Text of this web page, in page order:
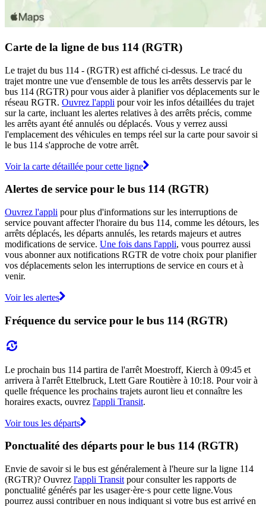
Carte de la ligne de bus 114 (RGTR)
Le trajet du bus 114 - (RGTR) est affiché ci-dessus. Le tracé du
trajet montre une vue d'ensemble de tous les arrêts desservis par le
bus 114 (RGTR) pour vous aider à planifier vos déplacements sur le
réseau RGTR. Ouvrez l'appli pour voir les infos détaillées du trajet
sur la carte, incluant les alertes relatives à des arrêts précis, comme
les arrêts ayant été annulés ou déplacés. Vous y verrez aussi
l'emplacement des véhicules en temps réel sur la carte pour savoir si
le bus 114 s'approche de votre arrêt.
Voir la carte détaillée pour cette ligne
Alertes de service pour le bus 114 (RGTR)
Ouvrez l'appli pour plus d'informations sur les interruptions de
service pouvant affecter l'horaire du bus 114, comme les détours, les
arrêts déplacés, les départs annulés, les retards majeurs et autres
modifications de service. Une fois dans l'appli, vous pourrez aussi
vous abonner aux notifications RGTR de votre choix pour planifier
vos déplacements selon les interruptions de service en cours et à
venir.
Voir les alertes
Fréquence du service pour le bus 114 (RGTR)
Le prochain bus 114 partira de l'arrêt Moestroff, Kierch à 09:45 et
arrivera à l'arrêt Ettelbruck, Ltett Gare Routière à 10:18. Pour voir à
quelle fréquence les prochains trajets auront lieu et connaître les
horaires exacts, ouvrez l'appli Transit.
Voir tous les départs
Ponctualité des départs pour le bus 114 (RGTR)
Envie de savoir si le bus est généralement à l'heure sur la ligne 114
(RGTR)? Ouvrez l'appli Transit pour consulter les rapports de
ponctualité générés par les usager·ère·s pour cette ligne.Vous
pourrez aussi contribuer en nous indiquant si votre bus est arrivé en